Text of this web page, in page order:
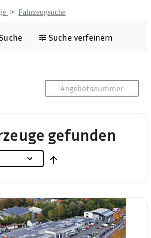
> Fahrzeugsuche
Suche verfeinern
gefunden